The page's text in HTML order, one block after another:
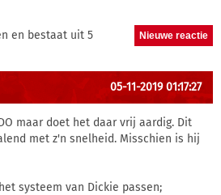
en bestaat uit 5
05-11-2019 01:17:27
maar doet het daar vrij aardig. Dit
met z'n snelheid. Misschien is hij
systeem van Dickie passen;